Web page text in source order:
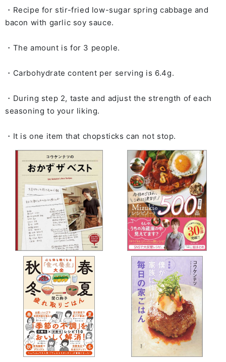
・Recipe for stir-fried low-sugar spring cabbage and
bacon with garlic soy sauce.
・The amount is for 3 people.
・Carbohydrate content per serving is 6.4g.
・During step 2, taste and adjust the strength of each
seasoning to your liking.